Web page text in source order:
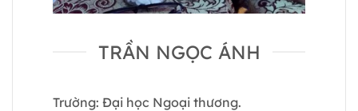
TRẦN NGỌC ÁNH
Trường: Đại học Ngoại thương.